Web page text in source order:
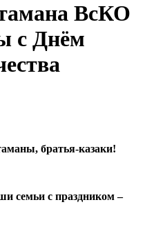
ВсКО
с Днём
братья-казаки!
семьи с праздником –